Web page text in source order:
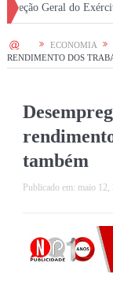
do Exército
HOME ECONOMIA
RENDIMENTO DOS
também
Publicado em: maio 12,